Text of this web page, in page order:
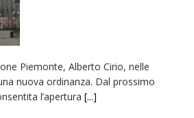
Piemonte, Alberto Cirio, nelle
nuova ordinanza. Dal prossimo
l’apertura [...]